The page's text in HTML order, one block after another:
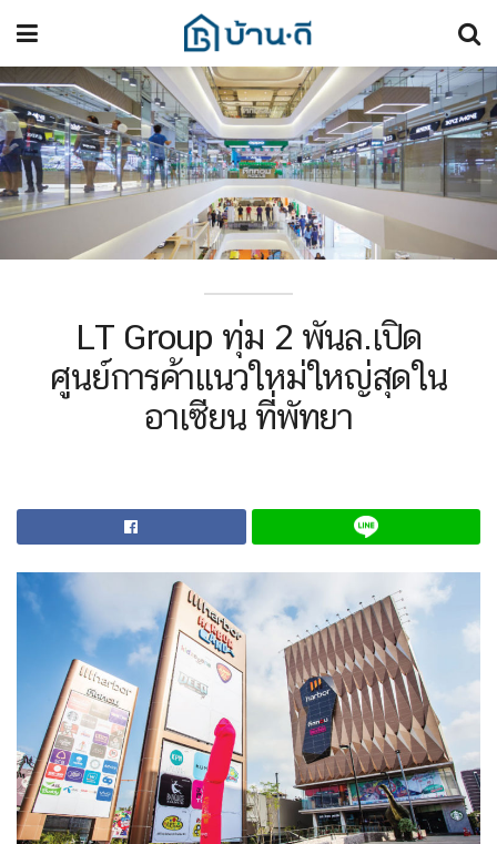
LT Group ทุ่ม 2 พันล.เปิด
ศูนย์การค้าแนวใหม่ใหญ่สุดใน
อาเซียน ที่พัทยา